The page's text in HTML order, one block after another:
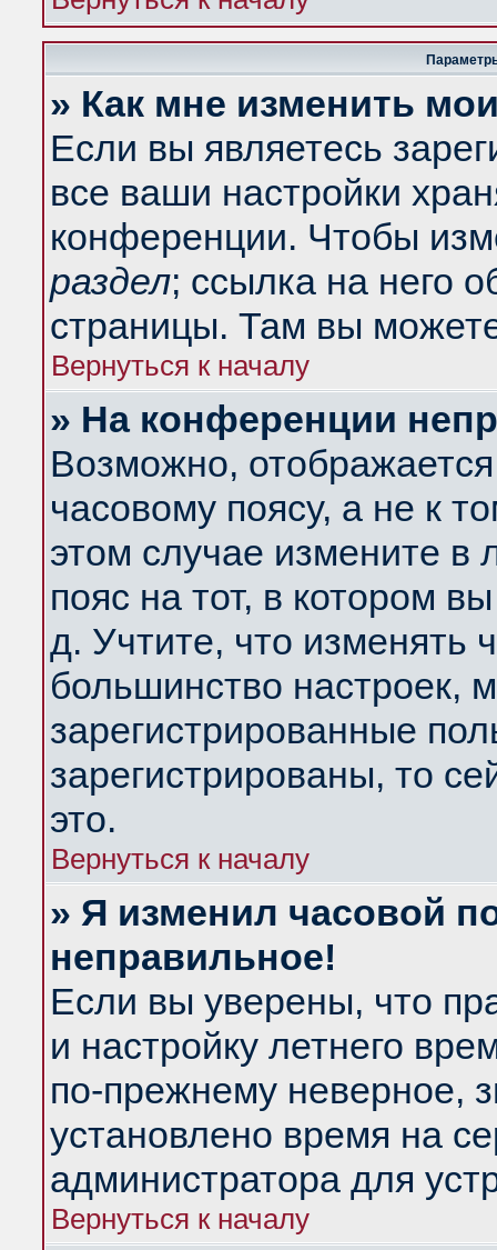
» Как мне изменить
Если вы являетесь
все ваши настройки
конференции. Чтобы
раздел; ссылка на него
страницы. Там вы
Вернуться к началу
» На конференции
Возможно,
часовому поясу, а не к
этом случае измените в
пояс на тот, в котором
д. Учтите, что изменять
большинство настроек,
зарегистрированные
зарегистрированы, то
это.
Вернуться к началу
» Я изменил часовой
неправильное!
Если вы уверены, что
и настройку летнего
по-прежнему неверное,
установлено время на
администратора для
Вернуться к началу